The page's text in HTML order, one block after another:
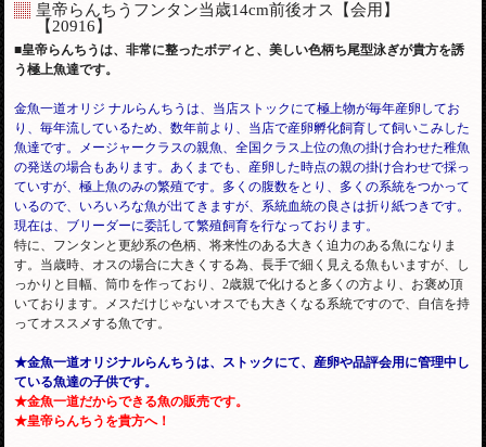
皇帝らんちうフンタン当歳14cm前後オス【会用】
【20916】
■皇帝らんちうは、非常に整ったボディと、美しい色柄ち尾型泳ぎが貴方を誘
う極上魚達です。
金魚一道オリジ ナルらんちうは、当店ストックにて極上物が毎年産卵してお
り、毎年流しているため、数年前より、当店で産卵孵化飼育して飼いこみした
魚達です。メージャークラスの親魚、全国クラス上位の魚の掛け合わせた稚魚
の発送の場合もあります。あくまでも、産卵した時点の親の掛け合わせで採っ
ていすが、極上魚のみの繁殖です。多くの腹数をとり、多くの系統をつかって
いるので、いろいろな魚が出てきますが、 系統血統の良さは折り紙つきです。
現在は、ブリーダーに委託して繁殖飼育を行なっております。
特に、フンタンと更紗系の色柄、将来性のある大きく迫力のある魚になりま
す。当歳時、オスの場合に大きくする為、長手で細く見える魚もいますが、し
っかりと目幅、筒巾を作っており、2歳親で化けると多くの方より、お褒め頂
いております。メスだけじゃないオスでも大きくなる系統ですので、自信を持
ってオススメする魚です。
★金魚一道オリジナルらんちうは、ストックにて、産卵や品評会用に管理中し
ている魚達の子供です。
★金魚一道だからできる魚の販売です。
★皇帝らんちうを貴方へ！